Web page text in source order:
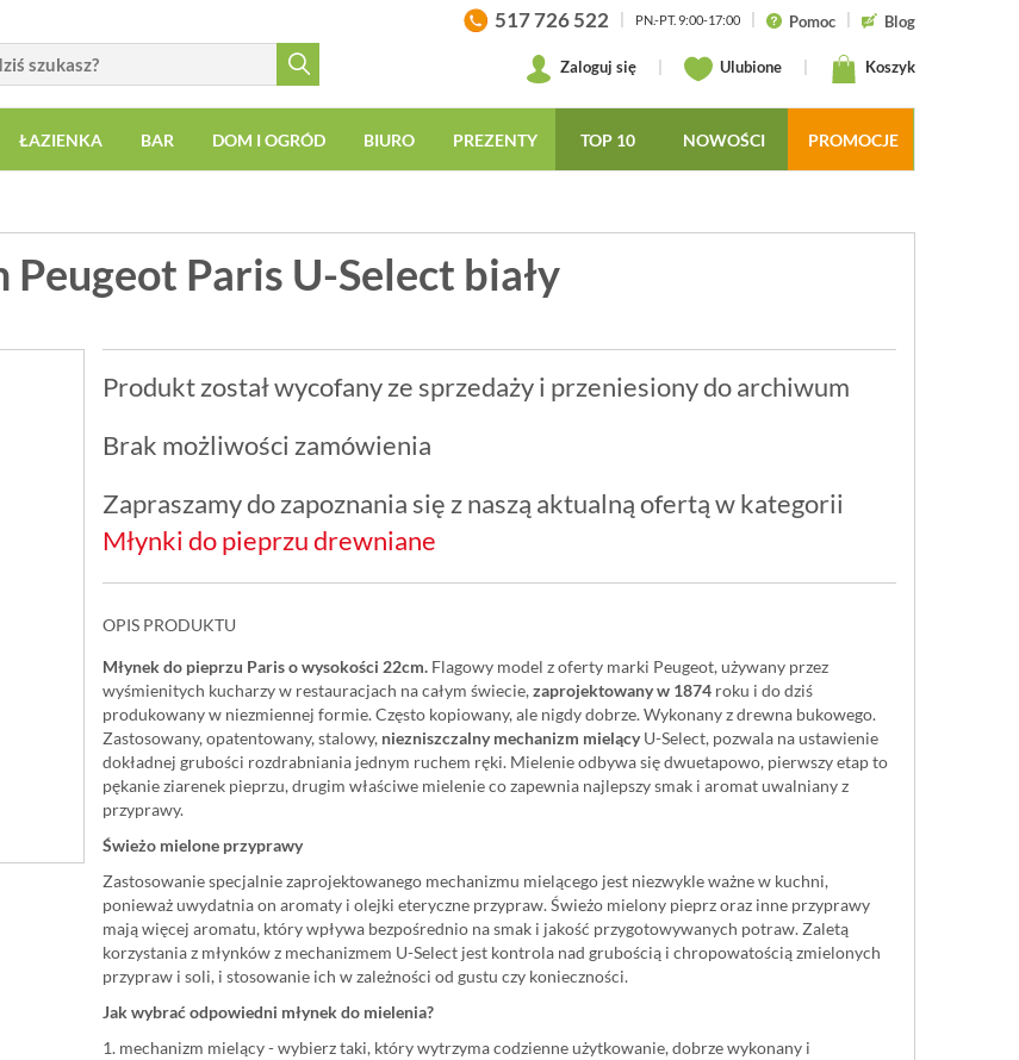
517 726 522 PN.-PT. 9:00-17:00 Pomoc Blog
Zaloguj się Ulubione Koszyk
ŁAZIENKA BAR DOM I OGRÓD BIURO PREZENTY TOP 10 NOWOŚCI PROMOCJE
Paris U-Select biały
Produkt został wycofany ze sprzedaży i przeniesiony do archiwum
Brak możliwości zamówienia
Zapraszamy do zapoznania się z naszą aktualną ofertą w kategorii
Młynki do pieprzu drewniane
OPIS PRODUKTU
Młynek do pieprzu Paris o wysokości 22cm.Flagowy model z oferty marki Peugeot, używany przez
wyśmienitych kucharzy w restauracjach na całym świecie,zaprojektowany w 1874roku i do dziś
produkowany w niezmiennej formie. Często kopiowany, ale nigdy dobrze. Wykonany z drewna bukowego.
Zastosowany, opatentowany, stalowy, niezniszczalny mechanizm mielącyU-Select, pozwala na ustawienie
dokładnej grubości rozdrabniania jednym ruchem ręki. Mielenie odbywa się dwuetapowo, pierwszy etap to
pękanie ziarenek pieprzu, drugim właściwe mielenie co zapewnia najlepszy smak i aromat uwalniany z
przyprawy.
Świeżo mielone przyprawy
Zastosowanie specjalnie zaprojektowanego mechanizmu mielącego jest niezwykle ważne w kuchni,
ponieważ uwydatnia on aromaty i olejki eteryczne przypraw. Świeżo mielony pieprz oraz inne przyprawy
mają więcej aromatu, który wpływa bezpośrednio na smak i jakość przygotowywanych potraw. Zaletą
korzystania z młynków z mechanizmem U-Select jest kontrola nad grubością i chropowatością zmielonych
przypraw i soli, i stosowanie ich w zależności od gustu czy konieczności.
Jak wybrać odpowiedni młynek do mielenia?
1. mechanizm mielący - wybierz taki, który wytrzyma codzienne użytkowanie, dobrze wykonany i